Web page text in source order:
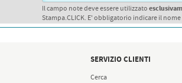
Il campo note deve essere utilizzato
Stampa.CLICK. E' obbligatorio indicare il
SERVIZIO CLIENTI
Cerca